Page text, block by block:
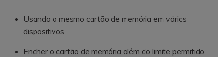
Usando o mesmo cartão de memória em vários
dispositivos
Encher o cartão de memória além do limite permitido